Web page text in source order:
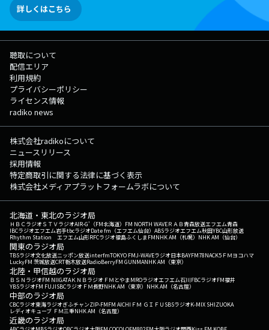
詳しくはこちら
聴取について
配信エリア
利用規約
プライバシーポリシー
ライセンス情報
radiko news
株式会社radikoについて
ニュースリリース
採用情報
特定商取引に関する法律に基づく表示
株式会社メディアプラットフォームラボについて
北海道・東北のラジオ局
ＨＢＣラジオＳＴＶラジオAIR-G'（FM北海道） FM NORTH WAVEＲＡＢ青森放送エフエム青森
IBCラジオエフエム岩手tbcラジオDate fm（エフエム仙台） ABSラジオエフエム秋田YBC山形放送
Rhythm Station エフエム山形RFCラジオ福島ふくしまFMNHK AM（札幌） NHK AM（仙台）
関東のラジオ局
TBSラジオ文化放送ニッポン放送interfmTOKYO FMJ-WAVEラジオ日本BAYFM78NACK5 ＦＭヨコハマ
LuckyFM 茨城放送CRT栃木放送RadioBerryFM GUNMANHK AM（東京）
北陸・甲信越のラジオ局
ＢＳＮラジオFM NIIGATAＫＮＢラジオ ＦＭとやまMROラジオエフエム石川FBCラジオFM福井
YBSラジオFM FUJISBCラジオ ＦＭ長野NHK AM（東京） NHK AM（名古屋）
中部のラジオ局
CBCラジオ東海ラジオぎふチャンZIP-FMFM AICHI ＦＭ ＧＩＦＵ SBSラジオK-MIX SHIZUOKA
レディオキューブ ＦＭ三重NHK AM（名古屋）
近畿のラジオ局